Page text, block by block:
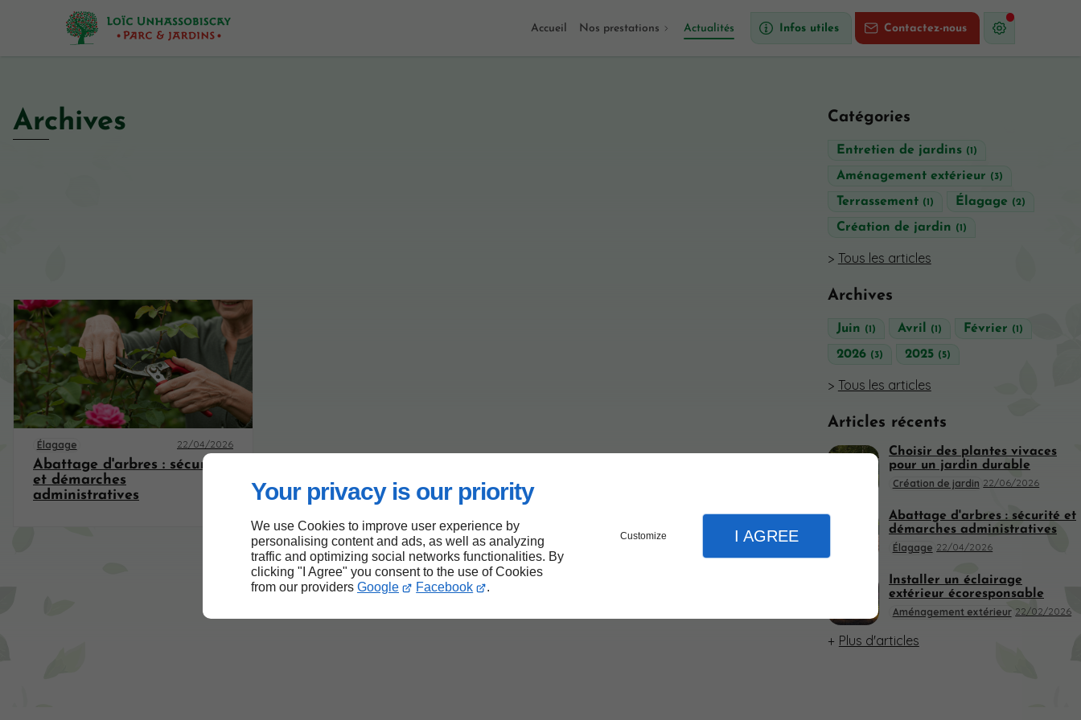
Your privacy is our priority
We use Cookies to improve user experience by
personalising content and ads, as well as analyzing
traffic and optimizing social networks functionalities. By
clicking "I Agree" you consent to the use of Cookies
from our providers Google Facebook .
Customize I AGREE
Accueil Nos prestations Actualités Infos utiles Contactez-nous
Catégories
Entretien de jardins (1)
Aménagement extérieur (3)
Terrassement (1) Élagage (2)
Création de jardin (1)
Tous les articles
Archives
Juin (1) Avril (1) Février (1)
2026 (3) 2025 (5)
Tous les articles
Articles récents
Création de jardin 22/06/2026
Choisir des plantes vivaces
pour un jardin durable
Élagage 22/04/2026
Abattage d'arbres : sécurité et
démarches administratives
Aménagement extérieur 22/02/2026
Installer un éclairage
extérieur écoresponsable
Plus d'articles
Archives
Élagage 22/04/2026
Abattage d'arbres : sécurité
et démarches
administratives